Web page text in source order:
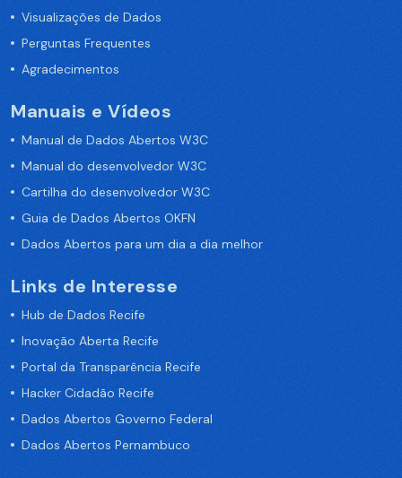
Visualizações de Dados
Perguntas Frequentes
Agradecimentos
Manuais e Vídeos
Manual de Dados Abertos W3C
Manual do desenvolvedor W3C
Cartilha do desenvolvedor W3C
Guia de Dados Abertos OKFN
Dados Abertos para um dia a dia melhor
Links de Interesse
Hub de Dados Recife
Inovação Aberta Recife
Portal da Transparência Recife
Hacker Cidadão Recife
Dados Abertos Governo Federal
Dados Abertos Pernambuco